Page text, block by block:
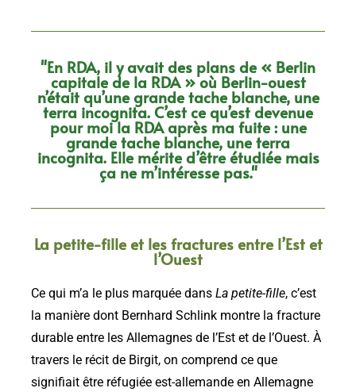
"En RDA, il y avait des plans de « Berlin
capitale de la RDA » où Berlin-ouest
n’était qu’une grande tache blanche, une
terra incognita. C’est ce qu’est devenue
pour moi la RDA après ma fuite : une
grande tache blanche, une terra
incognita. Elle mérite d’être étudiée mais
ça ne m’intéresse pas."
La petite-fille et les fractures entre l’Est et
l’Ouest
Ce qui m’a le plus marquée dans La petite-fille, c’est
la manière dont Bernhard Schlink montre la fracture
durable entre les Allemagnes de l’Est et de l’Ouest. À
travers le récit de Birgit, on comprend ce que
signifiait être réfugiée est-allemande en Allemagne